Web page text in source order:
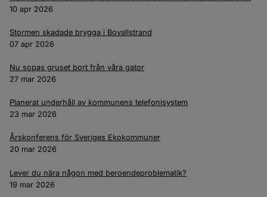
10 apr 2026
Stormen skadade brygga i Bovallstrand
07 apr 2026
Nu sopas gruset bort från våra gator
27 mar 2026
Planerat underhåll av kommunens telefonisystem
23 mar 2026
Årskonferens för Sveriges Ekokommuner
20 mar 2026
Lever du nära någon med beroendeproblematik?
19 mar 2026